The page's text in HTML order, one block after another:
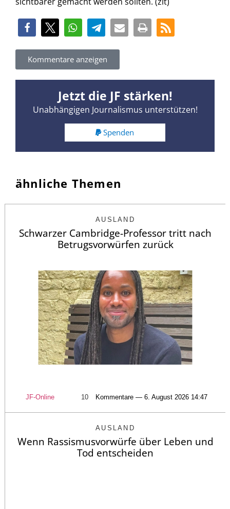
Kommentare anzeigen
Jetzt die JF stärken!
Unabhängigen Journalismus unterstützen!
Spenden
ähnliche Themen
AUSLAND
Schwarzer Cambridge-Professor tritt nach
Betrugsvorwürfen zurück
JF-Online 10 Kommentare — 6. August 2026 14:47
AUSLAND
Wenn Rassismusvorwürfe über Leben und
Tod entscheiden